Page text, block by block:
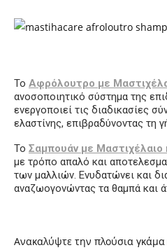
Το Αφρόλουτρο με
ανοσοποιητικό σύστημα της
ενεργοποιεί τις διαδικασίες
ελαστίνης, επιβραδύνοντας τη
Το Σαμπουάν με Μαστιχέλαιο
με τρόπο απαλό και
των μαλλιών. Ενυδατώνει και
αναζωογονώντας τα θαμπά και
Ανακαλύψτε την πλούσια γκάμα